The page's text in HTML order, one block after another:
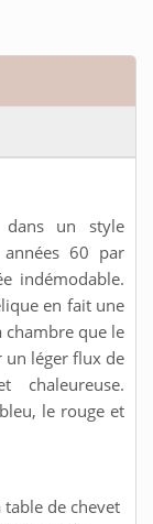
un style
60 par
indémodable.
en fait une
chambre que le
un léger flux de
le rouge et
de chevet